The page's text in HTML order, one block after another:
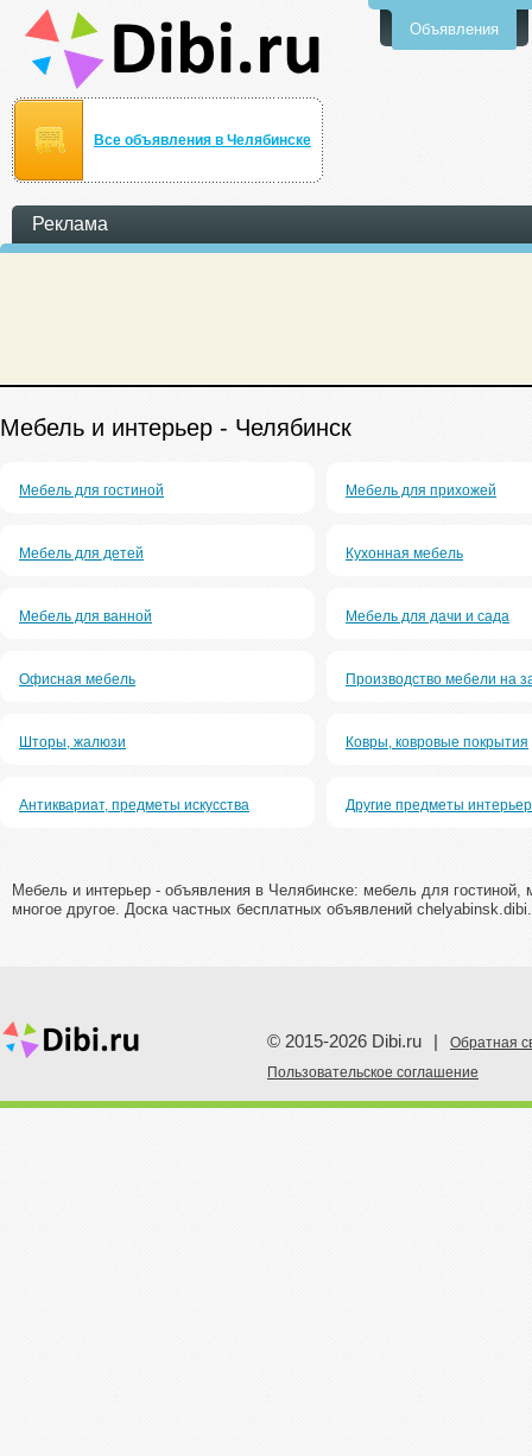
Объявления
Все объявления в Челябинске
Реклама
Мебель и интерьер - Челябинск
Мебель для гостиной Мебель для прихожей
Мебель для детей Кухонная мебель
Мебель для ванной Мебель для дачи и сада
Офисная мебель Производство мебели на
Шторы, жалюзи Ковры, ковровые покрытия
Антиквариат, предметы искусства Другие предметы
Мебель и интерьер - объявления в Челябинске: мебель для
многое другое. Доска частных бесплатных объявлений
© 2015-2026 Dibi.ru
Обратная
Пoльзовательское соглашение